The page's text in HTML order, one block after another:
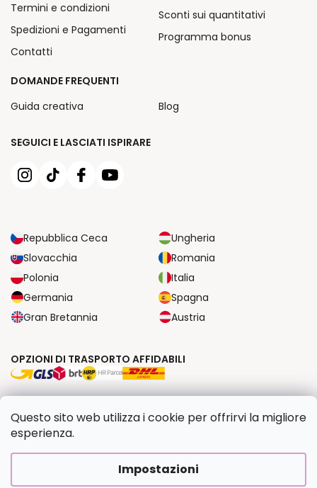
Questo sito web utilizza i cookie per offrirvi la migliore
esperienza.
Impostazioni
SEGUICI E LASCIATI ISPIRARE
Repubblica Ceca
Ungheria
Slovacchia
Romania
Polonia
Italia
Germania
Spagna
Gran Bretannia
Austria
Termini e condizioni
Spedizioni e Pagamenti
Contatti
Sconti sui quantitativi
Programma bonus
DOMANDE FREQUENTI
Guida creativa
Blog
OPZIONI DI TRASPORTO AFFIDABILI
Creato da Shoptet Premium|UpraviloFV STUDIO
Copyright 2026Dipingilo.it. Tutti i diritti riservati.